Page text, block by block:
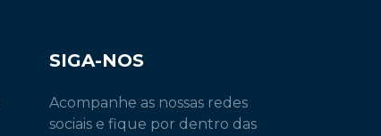
SIGA-NOS
Acompanhe as nossas redes
sociais e fique por dentro das